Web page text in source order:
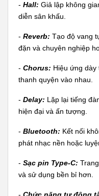
- Hall: Giả lập không
diễn sân khấu.
- Reverb: Tạo độ vang
đặn và chuyên nghiệp
- Chorus: Hiệu ứng dày
thanh quyện vào nhau.
- Delay: Lặp lại tiếng
hiện đại và ấn tượng.
- Bluetooth: Kết nối
phát nhạc nền hoặc
- Sạc pin Type-C:
và sử dụng bền bỉ hơn.